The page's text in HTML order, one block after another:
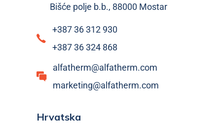
Bišće polje b.b., 88000 Mostar
+387 36 312 930
+387 36 324 868
alfatherm@alfatherm.com
marketing@alfatherm.com
Hrvatska